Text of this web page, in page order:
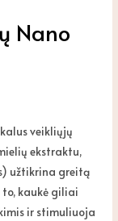
Nano
veikliųjų
ekstraktu,
užtikrina greitą
to, kaukė giliai
ir stimuliuoja